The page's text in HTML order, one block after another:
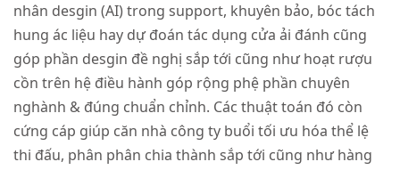
nhân desgin (AI) trong support, khuyên bảo, bóc tách
hung ác liệu hay dự đoán tác dụng cửa ải đánh cũng
góp phần desgin đề nghị sắp tới cũng như hoạt rượu
cồn trên hệ điều hành góp rộng phệ phần chuyên
nghành & đúng chuẩn chỉnh. Các thuật toán đó còn
cứng cáp giúp căn nhà công ty buổi tối ưu hóa thể lệ
thi đấu, phân phân chia thành sắp tới cũng như hàng